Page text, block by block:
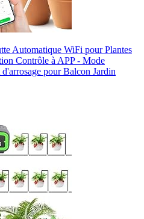
Automatique WiFi pour Plantes
Contrôle à APP - Mode
pour Balcon Jardin